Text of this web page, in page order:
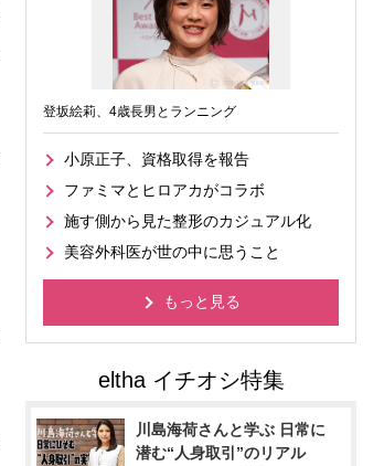
登坂絵莉、4歳長男とランニング
小原正子、資格取得を報告
ファミマとヒロアカがコラボ
施す側から見た整形のカジュアル化
美容外科医が世の中に思うこと
もっと見る
川島海荷さんと学ぶ 日常に
潜む“人身取引”のリアル